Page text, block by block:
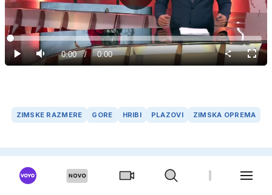
Predvajaj
Predvajaj
Tiho Current
0:00 / Duration
0:00
Loaded:
0%
način
ZIMSKE RAZMERE GORE HRIBI PLAZOVI ZIMSKA OPREMA
SORODNI ČLANKI